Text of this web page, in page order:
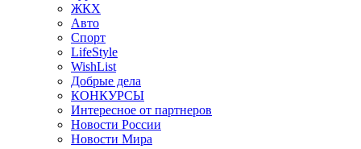
ЖКХ
Авто
Спорт
LifeStyle
WishList
Добрые дела
КОНКУРСЫ
Интересное от партнеров
Новости России
Новости Мира